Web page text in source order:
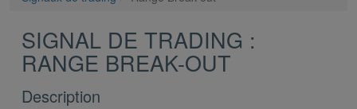
SIGNAL DE TRADING :
RANGE BREAK-OUT
Description